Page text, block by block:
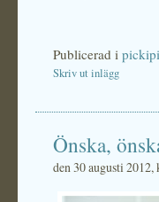
Publicerad i
Skriv ut inlägg
Önska,
den 30 augusti 2012,